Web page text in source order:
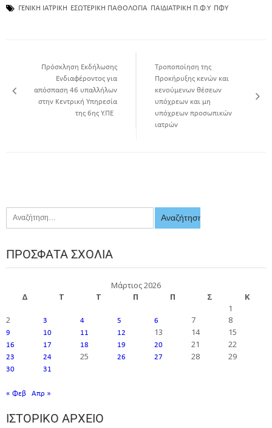
ΓΕΝΙΚΗ ΙΑΤΡΙΚΗ ΕΣΩΤΕΡΙΚΗ ΠΑΘΟΛΟΓΙΑ ΠΑΙΔΙΑΤΡΙΚΗ Π.Φ.Υ ΠΦΥ
Πρόσκληση Εκδήλωσης
Ενδιαφέροντος για
απόσπαση 46 υπαλλήλων
στην Κεντρική Υπηρεσία
της 6ης Υ.ΠΕ
Τροποποίηση της
Προκήρυξης κενών και
κενούμενων θέσεων
υπόχρεων και μη
υπόχρεων προσωπικών
ιατρών
ΠΡΌΣΦΑΤΑ ΣΧΌΛΙΑ
Μάρτιος 2026
Δ
Τ Τ Π Π Σ
Κ
1
2
3 4 5 6 7 8
9 10 11 12 13 14 15
16 17 18 19 20 21 22
23 24 25 26 27 28 29
30 31
« Φεβ Απρ »
ΙΣΤΟΡΙΚΌ ΑΡΧΕΊΟ